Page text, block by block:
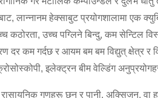
लान्नानम हेक्साबुट प्रयोगशालामा एक
उच्च पग्लिने बिन्दु, कम सेन्टिल
दर कम गर्दछ र आयम बम बम विद्युत् क्षेत्र
इलेक्ट्रन बीम वेल्डिंग
रासायनिक गुणहरू छन् र पानी, अक्सिजन, वा